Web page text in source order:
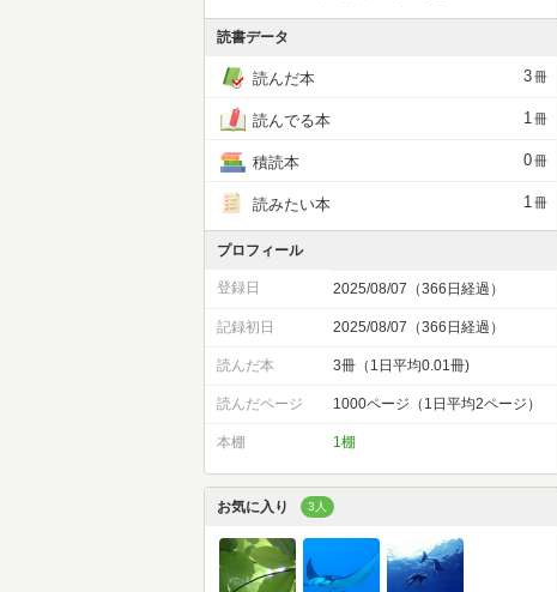
読書データ
読んだ本 3冊
読んでる本 1冊
積読本 0冊
読みたい本 1冊
プロフィール
登録日 2025/08/07（366日経過）
記録初日 2025/08/07（366日経過）
読んだ本 3冊（1日平均0.01冊)
読んだページ 1000ページ（1日平均2ページ）
本棚 1棚
お気に入り 3人